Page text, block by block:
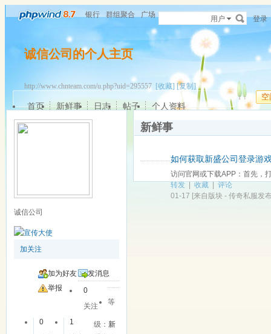
银行 群组聚合 广场 用户 登录
诚信公司的个人主页
http://www.chnteam.com/u.php?uid=295557 [收藏] [复制]
空
首页 新鲜事 日志 帖子 个人资料
诚信公司
加关注
加为好友
发消息
举报
0
关注
0
1
等
级：新
新鲜事
如何获取新盛公司登录游
访问官网或下载APP‌：首先，
转发|收藏|评论
01-17 [来自版块 - 传奇私服发